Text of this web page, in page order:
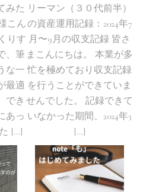
みた
こん
りす
、筆
な一
最適
でき
あっ
[…]
リーマン（３０代前半）
の資産運用記録：2024年7
月〜9月の収支記録 皆さ
まこんにちは。 本業が多
忙を極めており収支記録
を行うことができていま
せんでした。 記録できて
いなかった期間、2024年3
[…]